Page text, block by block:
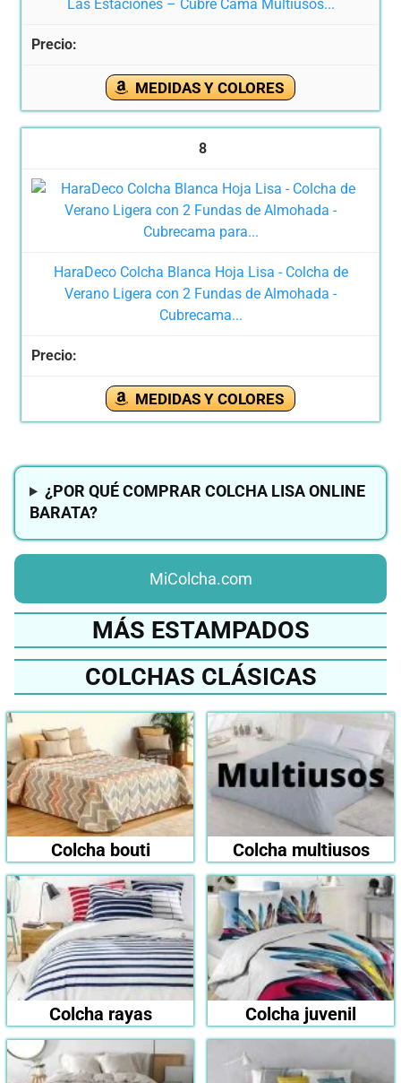
Las Estaciones – Cubre Cama Multiusos...
MEDIDAS Y COLORES
8
HaraDeco Colcha Blanca Hoja Lisa - Colcha de
Verano Ligera con 2 Fundas de Almohada -
Cubrecama...
MEDIDAS Y COLORES
¿POR QUÉ COMPRAR COLCHA LISA ONLINE
BARATA?
MiColcha.com
MÁS ESTAMPADOS
COLCHAS CLÁSICAS
Colcha bouti Colcha multiusos
Colcha rayas Colcha juvenil